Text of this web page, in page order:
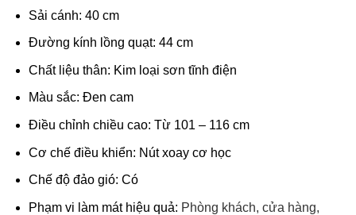
Sải cánh: 40 cm
Đường kính lồng quạt: 44 cm
Chất liệu thân: Kim loại sơn tĩnh điện
Màu sắc: Đen cam
Điều chỉnh chiều cao: Từ 101 – 116 cm
Cơ chế điều khiển: Nút xoay cơ học
Chế độ đảo gió: Có
Phạm vi làm mát hiệu quả: Phòng khách, cửa hàng,